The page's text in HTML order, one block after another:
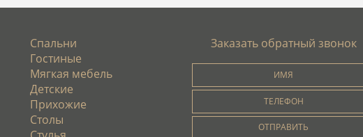
Спальни
Гостиные
Мягкая мебель
Детские
Прихожие
Столы
Заказать обратный звонок